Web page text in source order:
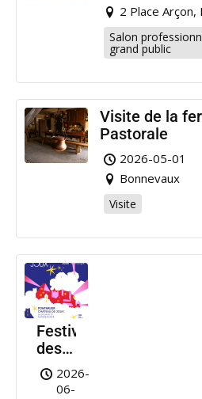
2 Place
Salon
grand public
Visite de la
Pastorale
2026-05-01
Bonnevaux
Visite
Festival
des
Nuits
de
2026-
06-